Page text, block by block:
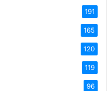
191
165
120
119
96